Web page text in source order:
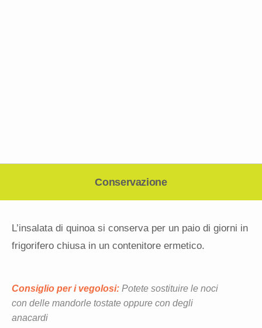
Conservazione
L’insalata di quinoa si conserva per un paio di giorni in
frigorifero chiusa in un contenitore ermetico.
Consiglio per i vegolosi: Potete sostituire le noci
con delle mandorle tostate oppure con degli
anacardi